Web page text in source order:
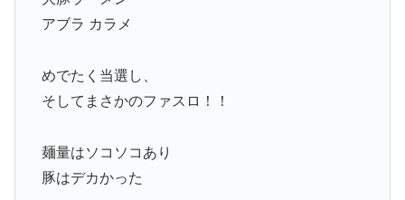
アブラ カラメ
めでたく当選し、
そしてまさかのファスロ！！
麺量はソコソコあり
豚はデカかった